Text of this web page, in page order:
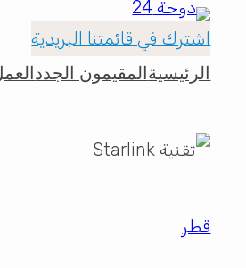
اشترك في قائمتنا البريدية
الرئيسية المقيمون الجدد
قطر